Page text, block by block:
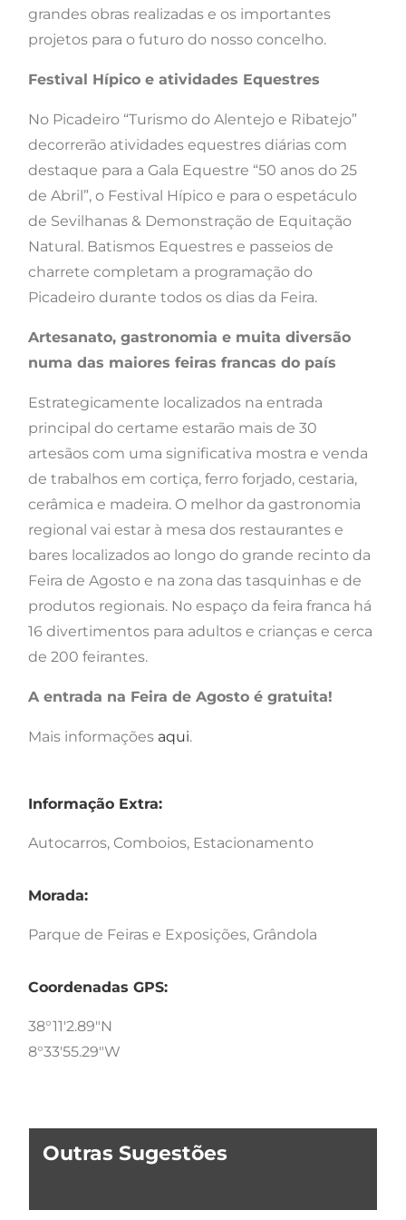
grandes obras realizadas e os importantes
projetos para o futuro do nosso concelho.
Festival Hípico e atividades Equestres
No Picadeiro “Turismo do Alentejo e Ribatejo”
decorrerão atividades equestres diárias com
destaque para a Gala Equestre “50 anos do 25
de Abril”, o Festival Hípico e para o espetáculo
de Sevilhanas & Demonstração de Equitação
Natural. Batismos Equestres e passeios de
charrete completam a programação do
Picadeiro durante todos os dias da Feira.
Artesanato, gastronomia e muita diversão
numa das maiores feiras francas do país
Estrategicamente localizados na entrada
principal do certame estarão mais de 30
artesãos com uma significativa mostra e venda
de trabalhos em cortiça, ferro forjado, cestaria,
cerâmica e madeira. O melhor da gastronomia
regional vai estar à mesa dos restaurantes e
bares localizados ao longo do grande recinto da
Feira de Agosto e na zona das tasquinhas e de
produtos regionais. No espaço da feira franca há
16 divertimentos para adultos e crianças e cerca
de 200 feirantes.
A entrada na Feira de Agosto é gratuita!
Mais informações aqui.
Informação Extra:
Autocarros, Comboios, Estacionamento
Morada:
Parque de Feiras e Exposições, Grândola
Coordenadas GPS:
38°11'2.89"N
8°33'55.29"W
Outras Sugestões